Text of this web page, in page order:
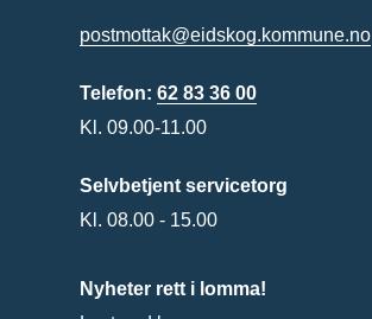
postmottak@eidskog.kommune.no
Telefon:62 83 36 00
Kl. 09.00-11.00
Selvbetjent servicetorg
Kl. 08.00 - 15.00
Nyheter rett i lomma!